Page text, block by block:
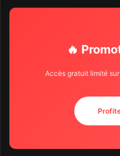
🔥
Accès gratuit limité